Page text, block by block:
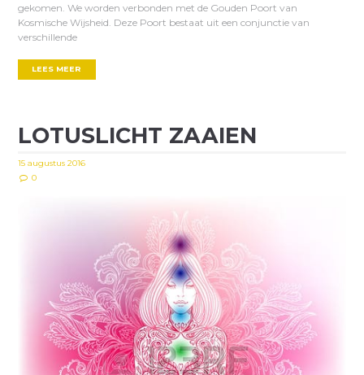
gekomen. We worden verbonden met de Gouden Poort van
Kosmische Wijsheid. Deze Poort bestaat uit een conjunctie van
verschillende
LEES MEER
LOTUSLICHT ZAAIEN
15 augustus 2016
0